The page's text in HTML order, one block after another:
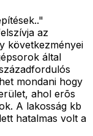
az
következményei
által
mondani hogy
ahol erõs
A lakosság kb
hatalmas volt a